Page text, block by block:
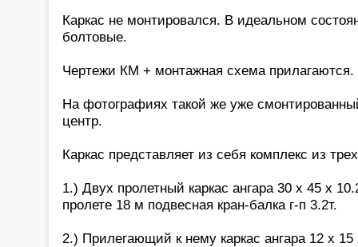
Каркас не монтировался. В идеальном
болтовые.
Чертежи КМ + монтажная схема прилагаются.
На фотографиях такой же уже
центр.
Каркас представляет из себя комплекс из
1.) Двух пролетный каркас ангара 30 х 45 х
пролете 18 м подвесная кран-балка г-п 3.2т.
2.) Прилегающий к нему каркас ангара 12 х